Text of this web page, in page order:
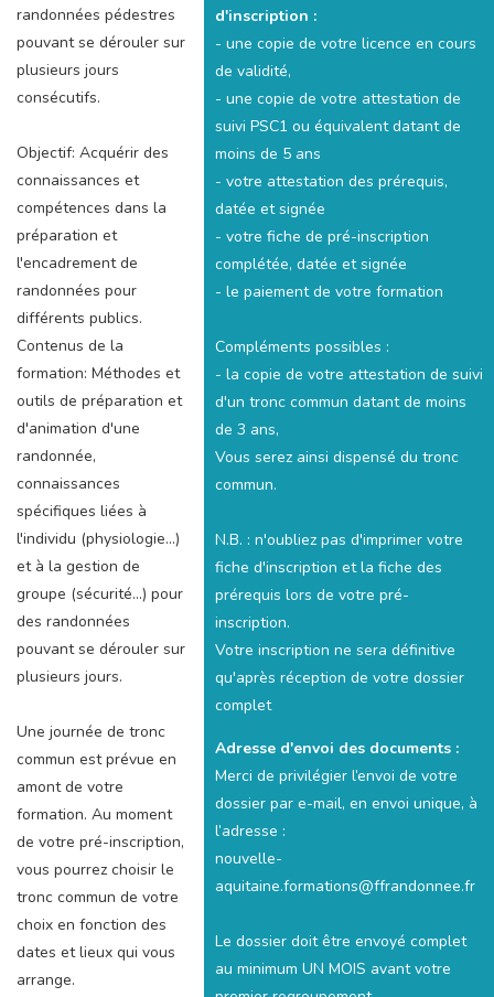
randonnées pédestres
pouvant se dérouler sur
plusieurs jours
consécutifs.
Objectif: Acquérir des
connaissances et
compétences dans la
préparation et
l'encadrement de
randonnées pour
différents publics.
Contenus de la
formation: Méthodes et
outils de préparation et
d'animation d'une
randonnée,
connaissances
spécifiques liées à
l'individu (physiologie...)
et à la gestion de
groupe (sécurité...) pour
des randonnées
pouvant se dérouler sur
plusieurs jours.
Une journée de tronc
commun est prévue en
amont de votre
formation. Au moment
de votre pré-inscription,
vous pourrez choisir le
tronc commun de votre
choix en fonction des
dates et lieux qui vous
arrange.
d'inscription :
- une copie de votre licence en cours
de validité,
- une copie de votre attestation de
suivi PSC1 ou équivalent datant de
moins de 5 ans
- votre attestation des prérequis,
datée et signée
- votre fiche de pré-inscription
complétée, datée et signée
- le paiement de votre formation
Compléments possibles :
- la copie de votre attestation de suivi
d'un tronc commun datant de moins
de 3 ans,
Vous serez ainsi dispensé du tronc
commun.
N.B. : n'oubliez pas d'imprimer votre
fiche d'inscription et la fiche des
prérequis lors de votre pré-
inscription.
Votre inscription ne sera définitive
qu'après réception de votre dossier
complet
Adresse d'envoi des documents :
Merci de privilégier l’envoi de votre
dossier par e-mail, en envoi unique, à
l’adresse :
nouvelle-
aquitaine.formations@ffrandonnee.fr
Le dossier doit être envoyé complet
au minimum UN MOIS avant votre